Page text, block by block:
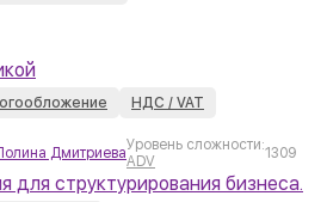
НДС / VAT
ДмитриеваУровень сложности:
ADV
1309
для структурирования бизнеса.